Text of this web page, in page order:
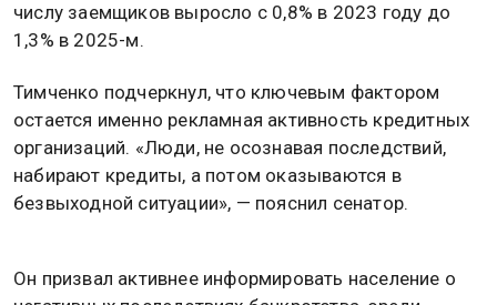
числу заемщиков выросло с 0,8% в 2023 году до
1,3% в 2025-м.
Тимченко подчеркнул, что ключевым фактором
остается именно рекламная активность кредитных
организаций. «Люди, не осознавая последствий,
набирают кредиты, а потом оказываются в
безвыходной ситуации», — пояснил сенатор.
Он призвал активнее информировать население о